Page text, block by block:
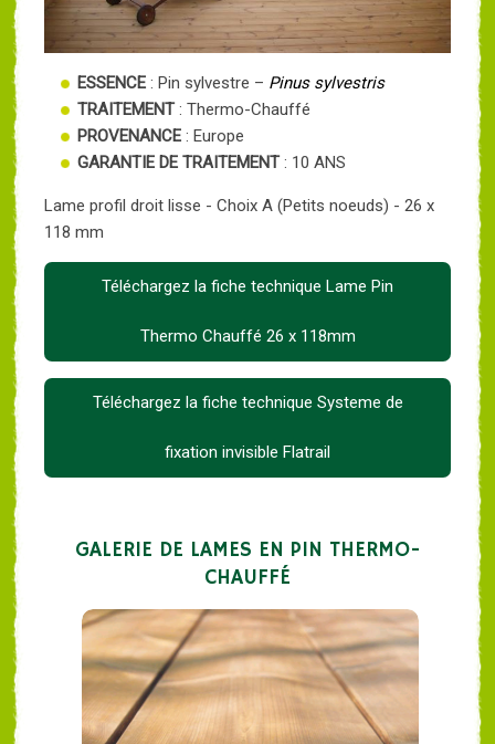
ESSENCE : Pin sylvestre – Pinus sylvestris
TRAITEMENT: Thermo-Chauffé
PROVENANCE : Europe
GARANTIE DE TRAITEMENT: 10 ANS
Lame profil droit lisse - Choix A (Petits noeuds) - 26 x
118 mm
Téléchargez la fiche technique Lame Pin
Thermo Chauffé 26 x 118mm
Téléchargez la fiche technique Systeme de
fixation invisible Flatrail
GALERIE DE LAMES EN PIN THERMO-
CHAUFFÉ